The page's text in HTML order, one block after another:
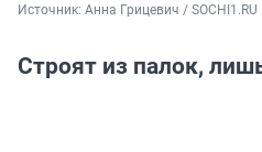
Источник: Анна Грицевич / SOCHI1.RU
Строят из палок,